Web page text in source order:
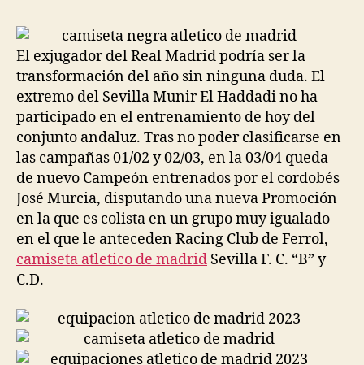
entrada
entrada
El exjugador del Real Madrid podría ser la
transformación del año sin ninguna duda. El
extremo del Sevilla Munir El Haddadi no ha
participado en el entrenamiento de hoy del
conjunto andaluz. Tras no poder clasificarse en
las campañas 01/02 y 02/03, en la 03/04 queda
de nuevo Campeón entrenados por el cordobés
José Murcia, disputando una nueva Promoción
en la que es colista en un grupo muy igualado
en el que le anteceden Racing Club de Ferrol,
camiseta atletico de madrid Sevilla F. C. “B” y
C.D.